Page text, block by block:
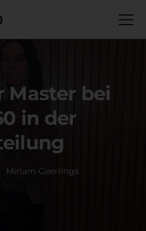
Master bei
in der
Miriam Geerlings